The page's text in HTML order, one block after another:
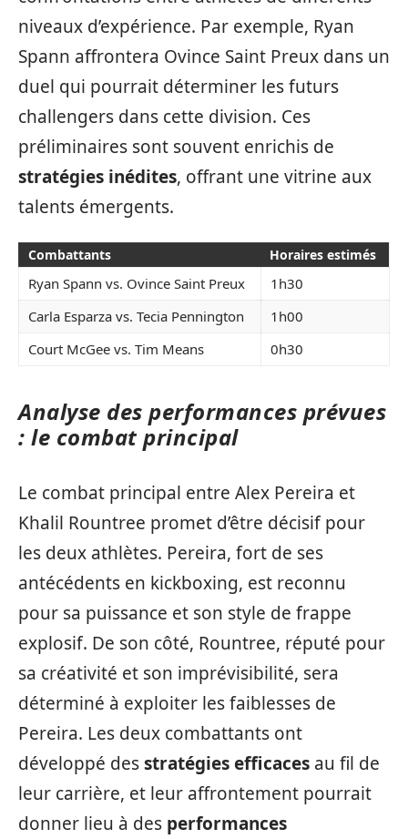
niveaux d’expérience. Par exemple, Ryan
Spann affrontera Ovince Saint Preux dans un
duel qui pourrait déterminer les futurs
challengers dans cette division. Ces
préliminaires sont souvent enrichis de
stratégies inédites, offrant une vitrine aux
talents émergents.
Combattants Horaires estimés
Ryan Spann vs. Ovince Saint Preux
1h30
Carla Esparza vs. Tecia Pennington
1h00
Court McGee vs. Tim Means
0h30
Analyse des performances prévues
: le combat principal
Le combat principal entre Alex Pereira et
Khalil Rountree promet d’être décisif pour
les deux athlètes. Pereira, fort de ses
antécédents en kickboxing, est reconnu
pour sa puissance et son style de frappe
explosif. De son côté, Rountree, réputé pour
sa créativité et son imprévisibilité, sera
déterminé à exploiter les faiblesses de
Pereira. Les deux combattants ont
développé desstratégies efficaces au fil de
leur carrière, et leur affrontement pourrait
donner lieu à des performances